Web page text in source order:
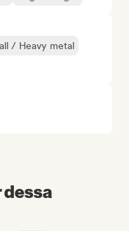
/ Heavy metal
dessa